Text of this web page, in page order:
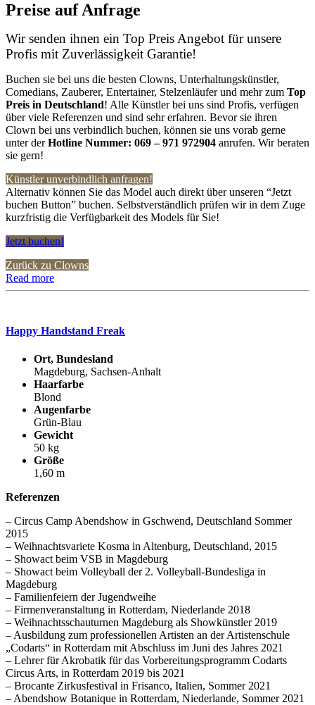
Preise auf Anfrage
Wir senden ihnen ein Top Preis Angebot für unsere
Profis mit Zuverlässigkeit Garantie!
Buchen sie bei uns die besten Clowns, Unterhaltungskünstler,
Comedians, Zauberer, Entertainer, Stelzenläufer und mehr zum Top
Preis in Deutschland! Alle Künstler bei uns sind Profis, verfügen
über viele Referenzen und sind sehr erfahren. Bevor sie ihren
Clown bei uns verbindlich buchen, können sie uns vorab gerne
unter derHotline Nummer: 069 – 971 972904 anrufen. Wir beraten
sie gern!
Künstler unverbindlich anfragen!
Alternativ können Sie das Model auch direkt über unseren “Jetzt
buchen Button” buchen. Selbstverständlich prüfen wir in dem Zuge
kurzfristig die Verfügbarkeit des Models für Sie!
Jetzt buchen!
Zurück zu Clowns
Read more
Happy Handstand Freak
Ort, Bundesland
Magdeburg, Sachsen-Anhalt
Haarfarbe
Blond
Augenfarbe
Grün-Blau
Gewicht
50 kg
Größe
1,60 m
Referenzen
– Circus Camp Abendshow in Gschwend, Deutschland Sommer
2015
– Weihnachtsvariete Kosma in Altenburg, Deutschland, 2015
– Showact beim VSB in Magdeburg
– Showact beim Volleyball der 2. Volleyball-Bundesliga in
Magdeburg
– Familienfeiern der Jugendweihe
– Firmenveranstaltung in Rotterdam, Niederlande 2018
– Weihnachtsschauturnen Magdeburg als Showkünstler 2019
– Ausbildung zum professionellen Artisten an der Artistenschule
„Codarts“ in Rotterdam mit Abschluss im Juni des Jahres 2021
– Lehrer für Akrobatik für das Vorbereitungsprogramm Codarts
Circus Arts, in Rotterdam 2019 bis 2021
– Brocante Zirkusfestival in Frisanco, Italien, Sommer 2021
– Abendshow Botanique in Rotterdam, Niederlande, Sommer 2021